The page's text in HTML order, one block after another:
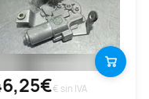
€ sin IVA